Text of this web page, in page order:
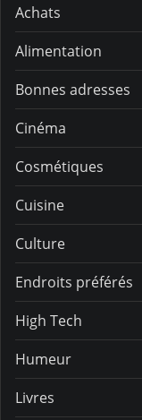
Achats
Alimentation
Bonnes adresses
Cinéma
Cosmétiques
Cuisine
Culture
Endroits préférés
High Tech
Humeur
Livres